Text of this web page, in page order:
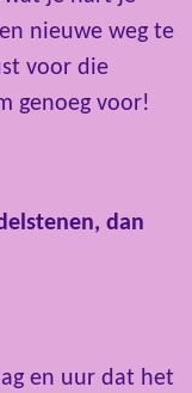
nieuwe weg te
voor die
genoeg voor!
dan
en uur dat het